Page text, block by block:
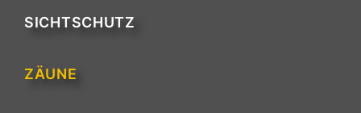
SICHTSCHUTZ
ZÄUNE